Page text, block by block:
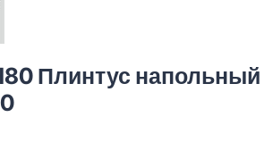
Плинтус напольный